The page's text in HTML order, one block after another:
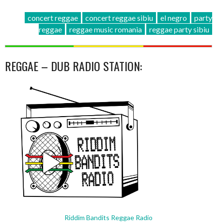
concert reggae concert reggae sibiu el negro
party
reggae
reggae music romania reggae party sibiu
REGGAE – DUB RADIO STATION:
Riddim Bandits Reggae Radio